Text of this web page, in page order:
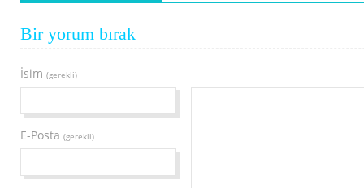
Bir yorum bırak
İsim (gerekli)
E-Posta (gerekli)